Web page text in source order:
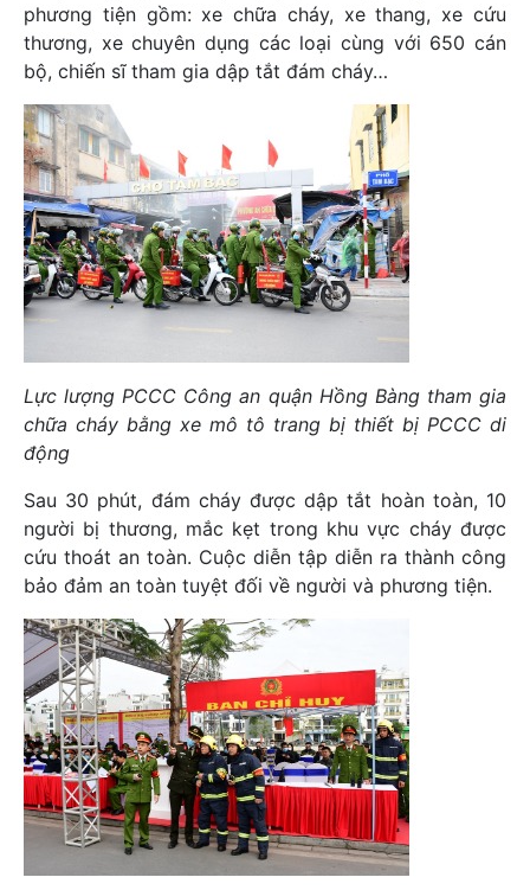
phương tiện gồm: xe chữa cháy, xe thang, xe cứu
thương, xe chuyên dụng các loại cùng với 650 cán
bộ, chiến sĩ tham gia dập tắt đám cháy…
Lực lượng PCCC Công an quận Hồng Bàng tham gia
chữa cháy bằng xe mô tô trang bị thiết bị PCCC di
động
Sau 30 phút, đám cháy được dập tắt hoàn toàn, 10
người bị thương, mắc kẹt trong khu vực cháy được
cứu thoát an toàn. Cuộc diễn tập diễn ra thành công
bảo đảm an toàn tuyệt đối về người và phương tiện.